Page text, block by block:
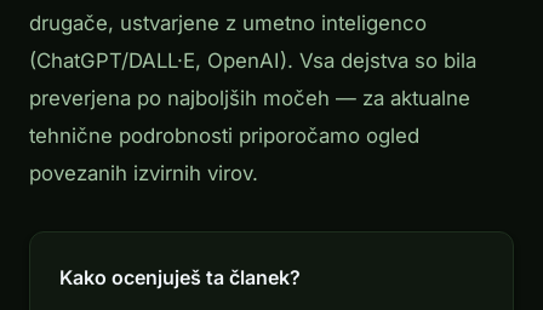
drugače, ustvarjene z umetno inteligenco
(ChatGPT/DALL·E, OpenAI). Vsa dejstva so bila
preverjena po najboljših močeh — za aktualne
tehnične podrobnosti priporočamo ogled
povezanih izvirnih virov.
Kako ocenjuješ ta članek?